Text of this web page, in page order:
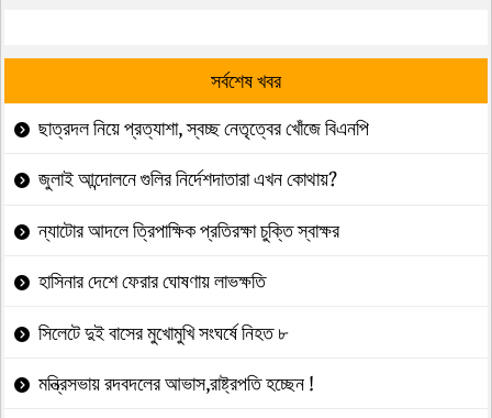
সর্বশেষ খবর
ছাত্রদল নিয়ে প্রত্যাশা, স্বচ্ছ নেতৃত্বের খোঁজে বিএনপি
জুলাই আন্দোলনে গুলির নির্দেশদাতারা এখন কোথায়?
ন্যাটোর আদলে ত্রিপাক্ষিক প্রতিরক্ষা চুক্তি স্বাক্ষর
হাসিনার দেশে ফেরার ঘোষণায় লাভক্ষতি
সিলেটে দুই বাসের মুখোমুখি সংঘর্ষে নিহত ৮
মন্ত্রিসভায় রদবদলের আভাস,রাষ্ট্রপতি হচ্ছেন !